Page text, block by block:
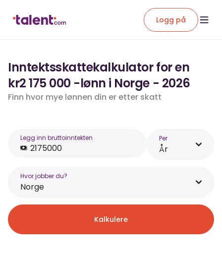
Logg på
Inntektsskattekalkulator for en
kr2 175 000 -lønn i Norge - 2026
Finn hvor mye lønnen din er etter skatt
Legg inn bruttoinntekten Per
År
Hvor jobber du?
Norge
Kalkulere